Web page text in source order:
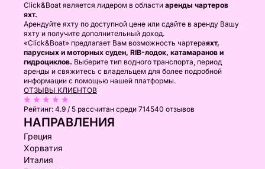
Click&Boat является лидером в области аренды чартеров
яхт.
Арендуйте яхту по доступной цене или сдайте в аренду Вашу
яхту и получите дополнительный доход.
«Click&Boat» предлагает Вам возможность чартераяхт,
парусных и моторных суден, RIB-лодок, катамаранов и
гидроциклов. Выберите тип водного транспорта, период
аренды и свяжитесь с владельцем для более подробной
информации с помощью нашей платформы.
ОТЗЫВЫ КЛИЕНТОВ
Рейтинг: 4.9 / 5 рассчитан среди 714540 отзывов
НАПРАВЛЕНИЯ
Греция
Хорватия
Италия